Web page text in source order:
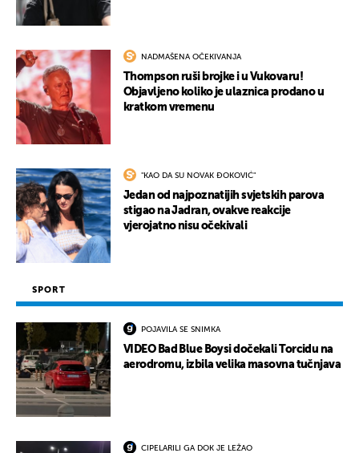
NADMAŠENA OČEKIVANJA
Thompson ruši brojke i u Vukovaru!
Objavljeno koliko je ulaznica prodano u
kratkom vremenu
"KAO DA SU NOVAK ĐOKOVIĆ"
Jedan od najpoznatijih svjetskih parova
stigao na Jadran, ovakve reakcije
vjerojatno nisu očekivali
SPORT
POJAVILA SE SNIMKA
VIDEO Bad Blue Boysi dočekali Torcidu na
aerodromu, izbila velika masovna tučnjava
CIPELARILI GA DOK JE LEŽAO